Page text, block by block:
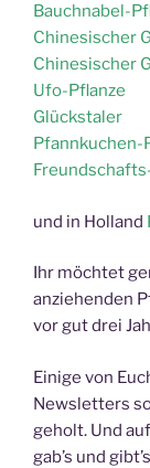
Bauchnabel-
Chinesischer
Chinesischer
Ufo-Pflanze
Glückstaler
Pfannkuchen-
und in Holland
Ihr möchtet
anziehenden
vor gut drei
Einige von
Newsletters
geholt. Und
gab’s und